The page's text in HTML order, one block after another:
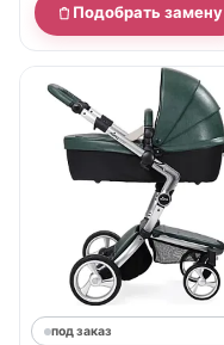
Подобрать замену
под заказ